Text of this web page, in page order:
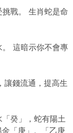
戰。 生肖蛇是命
這暗示你不會專
讓錢流通，提高生
癸」，蛇有陽土
「庚」。「乙庚